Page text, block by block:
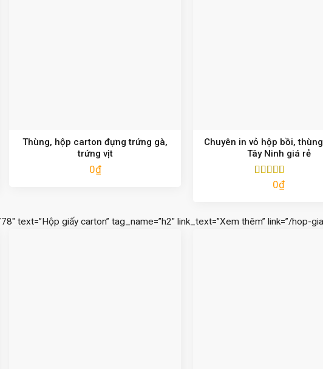
Thùng, hộp carton đựng trứng gà,
trứng vịt
0₫
Chuyên in vỏ hộp bồi,
Tây Ninh giá rẻ
Được xếp
0₫
text=”Hộp giấy carton” tag_name=”h2″ link_text=”Xem thêm” link=”/hop-